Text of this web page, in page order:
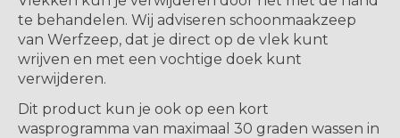
te behandelen. Wij adviseren schoonmaakzeep
van Werfzeep, dat je direct op de vlek kunt
wrijven en met een vochtige doek kunt
verwijderen.
Dit product kun je ook op een kort
wasprogramma van maximaal 30 graden wassen in